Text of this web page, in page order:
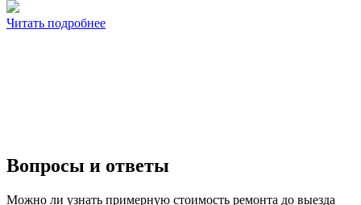
Читать подробнее
Вопросы и ответы
Можно ли узнать примерную стоимость ремонта до выезда